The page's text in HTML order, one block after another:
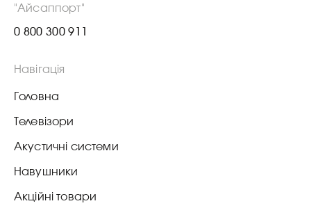
"Айсаппорт"
0 800 300 911
Навігація
Головна
Телевізори
Акустичні системи
Навушники
Акційні товари